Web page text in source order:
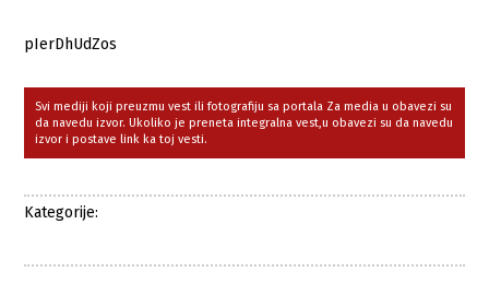
pIerDhUdZos
Svi mediji koji preuzmu vest ili fotografiju sa portala Za media u obavezi su
da navedu izvor. Ukoliko je preneta integralna vest,u obavezi su da navedu
izvor i postave link ka toj vesti.
Kategorije: